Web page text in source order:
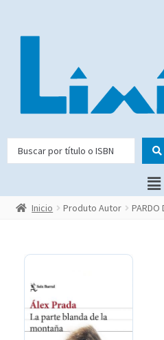
Inicio Produto Autor PARDO